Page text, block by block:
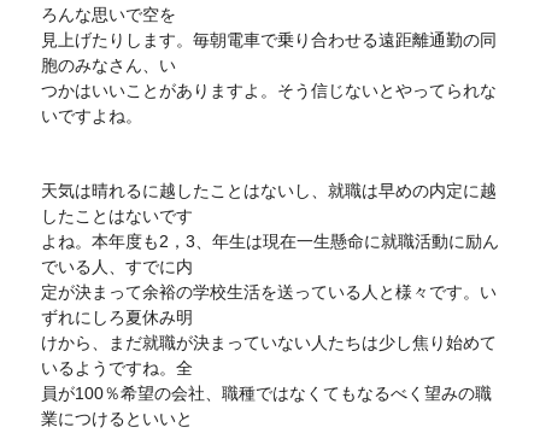
ろんな思いで空を
見上げたりします。毎朝電車で乗り合わせる遠距離通勤の同
胞のみなさん、い
つかはいいことがありますよ。そう信じないとやってられな
いですよね。
天気は晴れるに越したことはないし、就職は早めの内定に越
したことはないです
よね。本年度も2，3、年生は現在一生懸命に就職活動に励ん
でいる人、すでに内
定が決まって余裕の学校生活を送っている人と様々です。い
ずれにしろ夏休み明
けから、まだ就職が決まっていない人たちは少し焦り始めて
いるようですね。全
員が100％希望の会社、職種ではなくてもなるべく望みの職
業につけるといいと